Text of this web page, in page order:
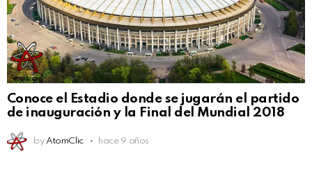
Conoce el Estadio donde se jugarán el partido
de inauguración y la Final del Mundial 2018
by AtomClic hace 9 años